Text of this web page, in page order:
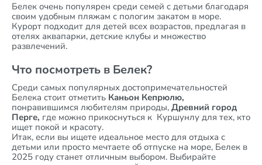
Белек очень популярен среди семей с детьми благодаря
своим удобным пляжам с пологим закатом в море.
Курорт подходит для детей всех возрастов, предлагая в
отелях аквапарки, детские клубы и множество
развлечений.
Что посмотреть в Белек?
Среди самых популярных достопримечательностей
Белека стоит отметить Каньон Кепрюлю,
понравившимся любителям природы, Древний город
Перге, где можно прикоснуться к Куршунлу для тех, кто
ищет покой и красоту.
Итак, если вы ищете идеальное место для отдыха с
детьми или просто мечтаете об отпуске на море, Белек в
2025 году станет отличным выбором. Выбирайте